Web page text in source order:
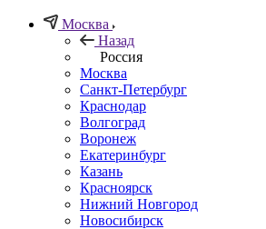
Москва
Назад
Россия
Москва
Санкт-Петербург
Краснодар
Волгоград
Воронеж
Екатеринбург
Казань
Красноярск
Нижний Новгород
Новосибирск